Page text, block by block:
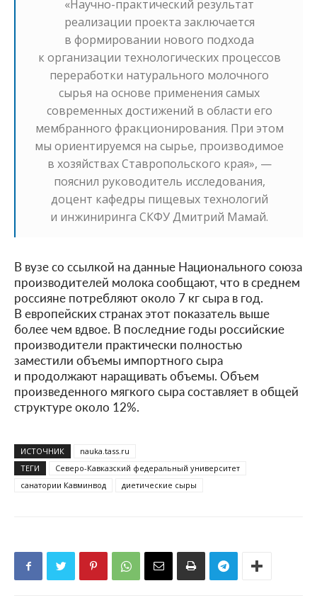
«Научно-практический результат
реализации проекта заключается
в формировании нового подхода
к организации технологических процессов
переработки натурального молочного
сырья на основе применения самых
современных достижений в области его
мембранного фракционирования. При этом
мы ориентируемся на сырье, производимое
в хозяйствах Ставропольского края», —
пояснил руководитель исследования,
доцент кафедры пищевых технологий
и инжиниринга СКФУ Дмитрий Мамай.
В вузе со ссылкой на данные Национального союза
производителей молока сообщают, что в среднем
россияне потребляют около 7 кг сыра в год.
В европейских странах этот показатель выше
более чем вдвое. В последние годы российские
производители практически полностью
заместили объемы импортного сыра
и продолжают наращивать объемы. Объем
произведенного мягкого сыра составляет в общей
структуре около 12%.
ИСТОЧНИК
nauka.tass.ru
ТЕГИ
Северо-Кавказский федеральный университет
санатории Кавминвод
диетические сыры